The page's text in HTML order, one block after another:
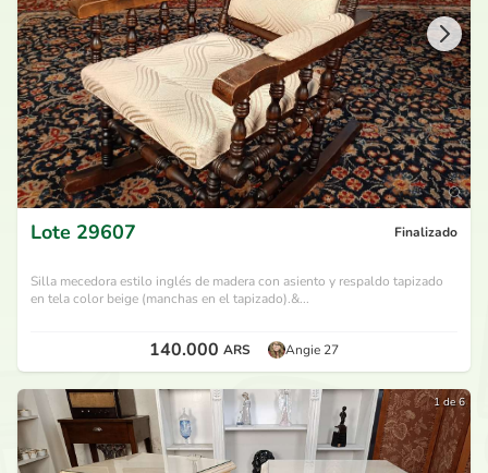
Lote 29607 Finalizado
Silla mecedora estilo inglés de madera con asiento y respaldo tapizado
en tela color beige (manchas en el tapizado).&...
140.000 ARS Angie 27
1 de 6